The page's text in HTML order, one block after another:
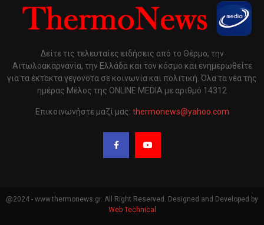
Δείτε τις τελευταίες ειδήσεις από το Θέρμο, την
Αιτωλοακαρνανία, την Ελλάδα και τον κόσμο και ενημερωθείτε
για τα έκτακτα γεγονότα σε κοινωνία και πολιτική. Όλα τα νέα της
ημέρας Μέλος της ONLINE MEDIA με αριθμό 14312
Επικοινωνήστε μαζί μας: thermonews@yahoo.com
@2024 - www.thermonews.gr. All Right Reserved. Designed and Developed by
Web Technical